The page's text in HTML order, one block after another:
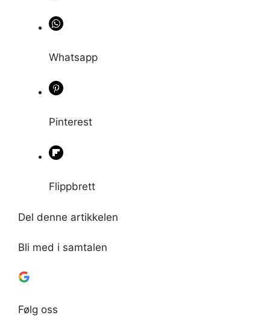
Whatsapp
Pinterest
Flippbrett
Del denne artikkelen
Bli med i samtalen
Følg oss